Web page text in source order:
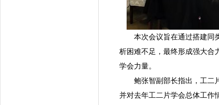
本次会议旨在通过搭建同类
析困难不足，最终形成强大合
学会力量。
鲍张智副部长指出，工二片
并对去年工二片学会总体工作